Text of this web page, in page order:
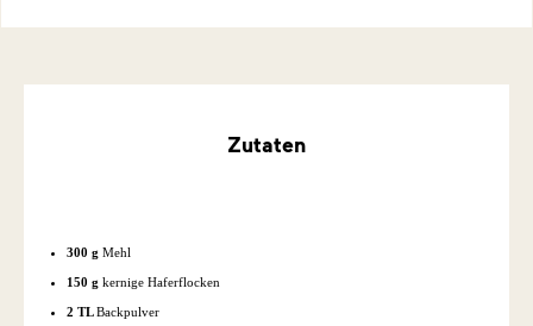
Zutaten
300 g Mehl
150 g kernige Haferflocken
2 TLBackpulver